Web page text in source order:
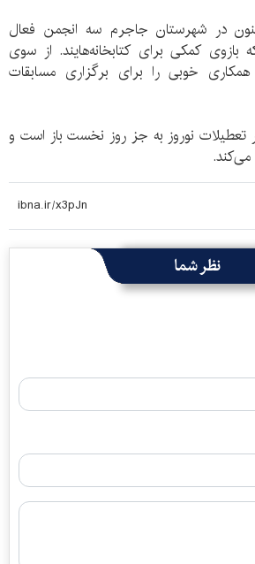
در شهرستان جاجرم سه انجمن فعال
بازوی کمکی برای کتابخانه‌هایند. از سوی
همکاری خوبی را برای برگزاری مسابقات
تعطیلات نوروز به جز روز نخست باز است و
می‌کند.
نظر شما